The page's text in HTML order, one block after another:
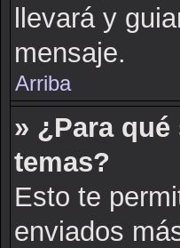
llevará y
mensaje.
Arriba
» ¿Para
temas?
Esto te
enviados